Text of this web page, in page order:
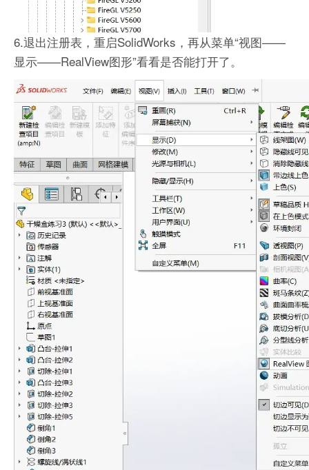
6.退出注册表，重启SolidWorks，再从菜单“视图——
显示——RealView图形”看看是否能打开了。